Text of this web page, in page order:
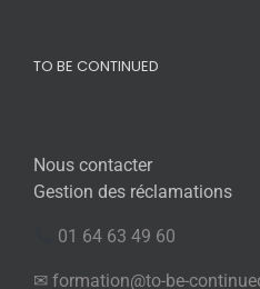
TO BE CONTINUED
Nous contacter
Gestion des réclamations
01 64 63 49 60
✉ formation@to-be-